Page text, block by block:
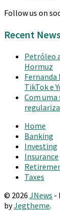
Follow us on
Recent News
Petróleo
Hormuz
TikTok e
Com
Home
Banking
Investing
Insurance
Taxes
© 2026 JNews -
byJegtheme.